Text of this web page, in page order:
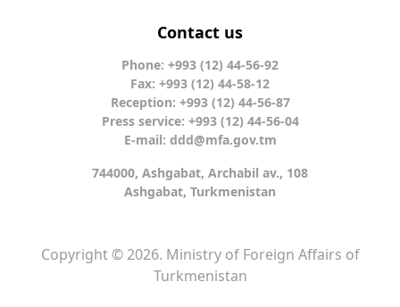
Contact us
Phone: +993 (12) 44-56-92
Fax: +993 (12) 44-58-12
Reception: +993 (12) 44-56-87
Press service: +993 (12) 44-56-04
E-mail: ddd@mfa.gov.tm
744000, Ashgabat, Archabil av., 108
Ashgabat, Turkmenistan
Copyright © 2026. Ministry of Foreign Affairs of
Turkmenistan